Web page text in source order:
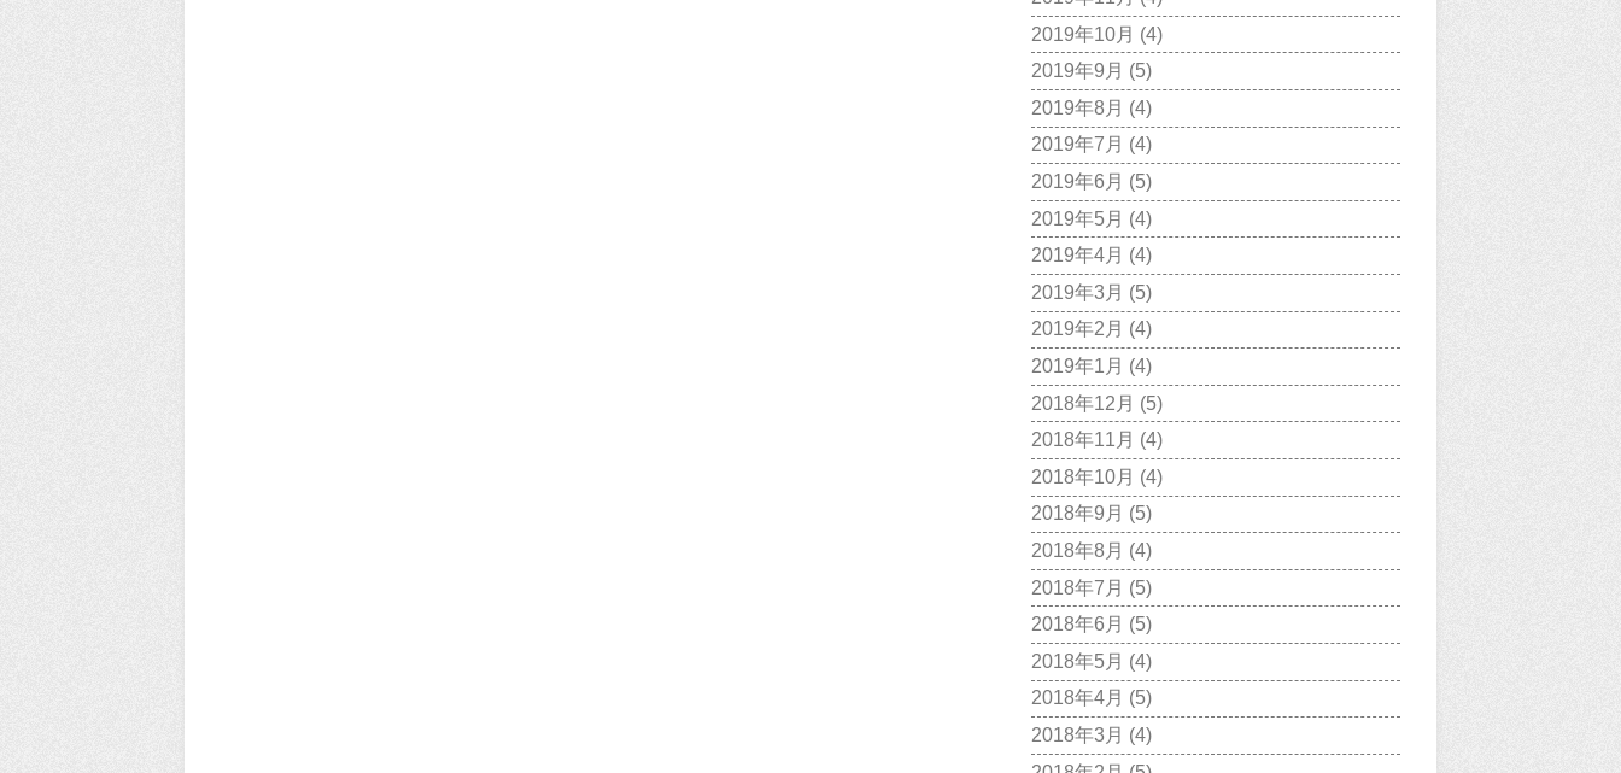
2019年10月 (4)
2019年9月 (5)
2019年8月 (4)
2019年7月 (4)
2019年6月 (5)
2019年5月 (4)
2019年4月 (4)
2019年3月 (5)
2019年2月 (4)
2019年1月 (4)
2018年12月 (5)
2018年11月 (4)
2018年10月 (4)
2018年9月 (5)
2018年8月 (4)
2018年7月 (5)
2018年6月 (5)
2018年5月 (4)
2018年4月 (5)
2018年3月 (4)